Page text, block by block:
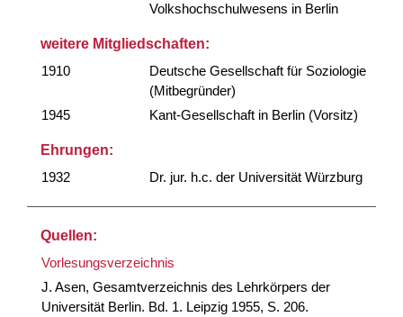
Volkshochschulwesens in Berlin
weitere Mitgliedschaften:
1910
Deutsche Gesellschaft für Soziologie
(Mitbegründer)
1945
Kant-Gesellschaft in Berlin (Vorsitz)
Ehrungen:
1932
Dr. jur. h.c. der Universität Würzburg
Quellen:
Vorlesungsverzeichnis
J. Asen, Gesamtverzeichnis des Lehrkörpers der
Universität Berlin. Bd. 1. Leipzig 1955, S. 206.